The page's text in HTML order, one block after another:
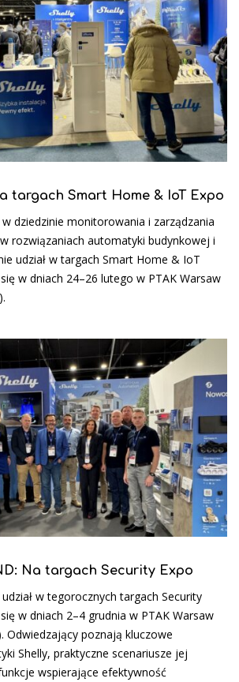
targach Smart Home & IoT Expo
dziedzinie monitorowania i zarządzania
rozwiązaniach automatyki budynkowej i
udział w targach Smart Home & IoT
w dniach 24–26 lutego w PTAK Warsaw
Na targach Security Expo
w tegorocznych targach Security
w dniach 2–4 grudnia w PTAK Warsaw
Odwiedzający poznają kluczowe
Shelly, praktyczne scenariusze jej
wspierające efektywność